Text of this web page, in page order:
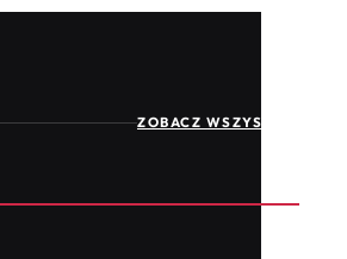
ZOBACZ WSZYSTKIE